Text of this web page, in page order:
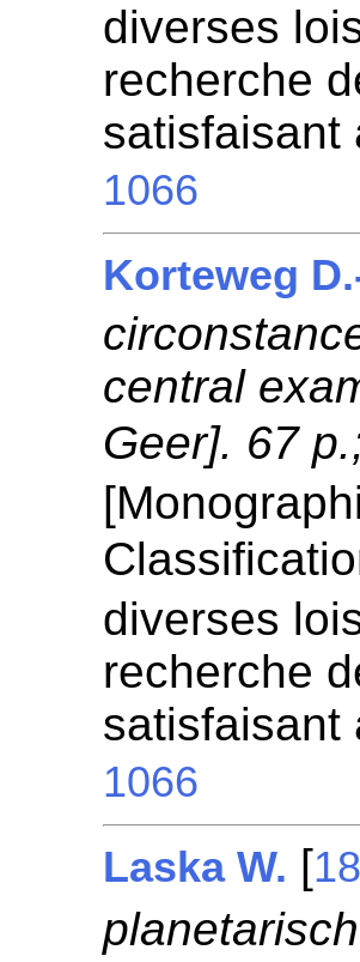
diverses
recherche
satisfaisant
1066
Korteweg
central
Geer]. 67
diverses
recherche
satisfaisant
1066
Laska W. [